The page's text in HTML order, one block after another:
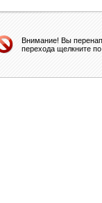
Внимание! Вы
перехода щелкните